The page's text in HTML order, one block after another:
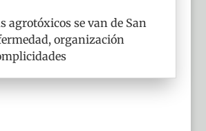
agrotóxicos se van de San
organización